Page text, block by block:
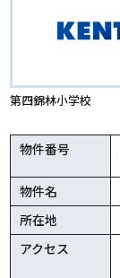
第四錦林小学校
物件番号
物件名
所在地
アクセス